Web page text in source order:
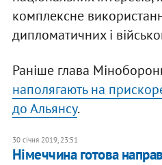
комплексне
дипломатичних і
Раніше глава
наполягають на
до Альянсу.
30 січня 2019, 23:51
Німеччина готова